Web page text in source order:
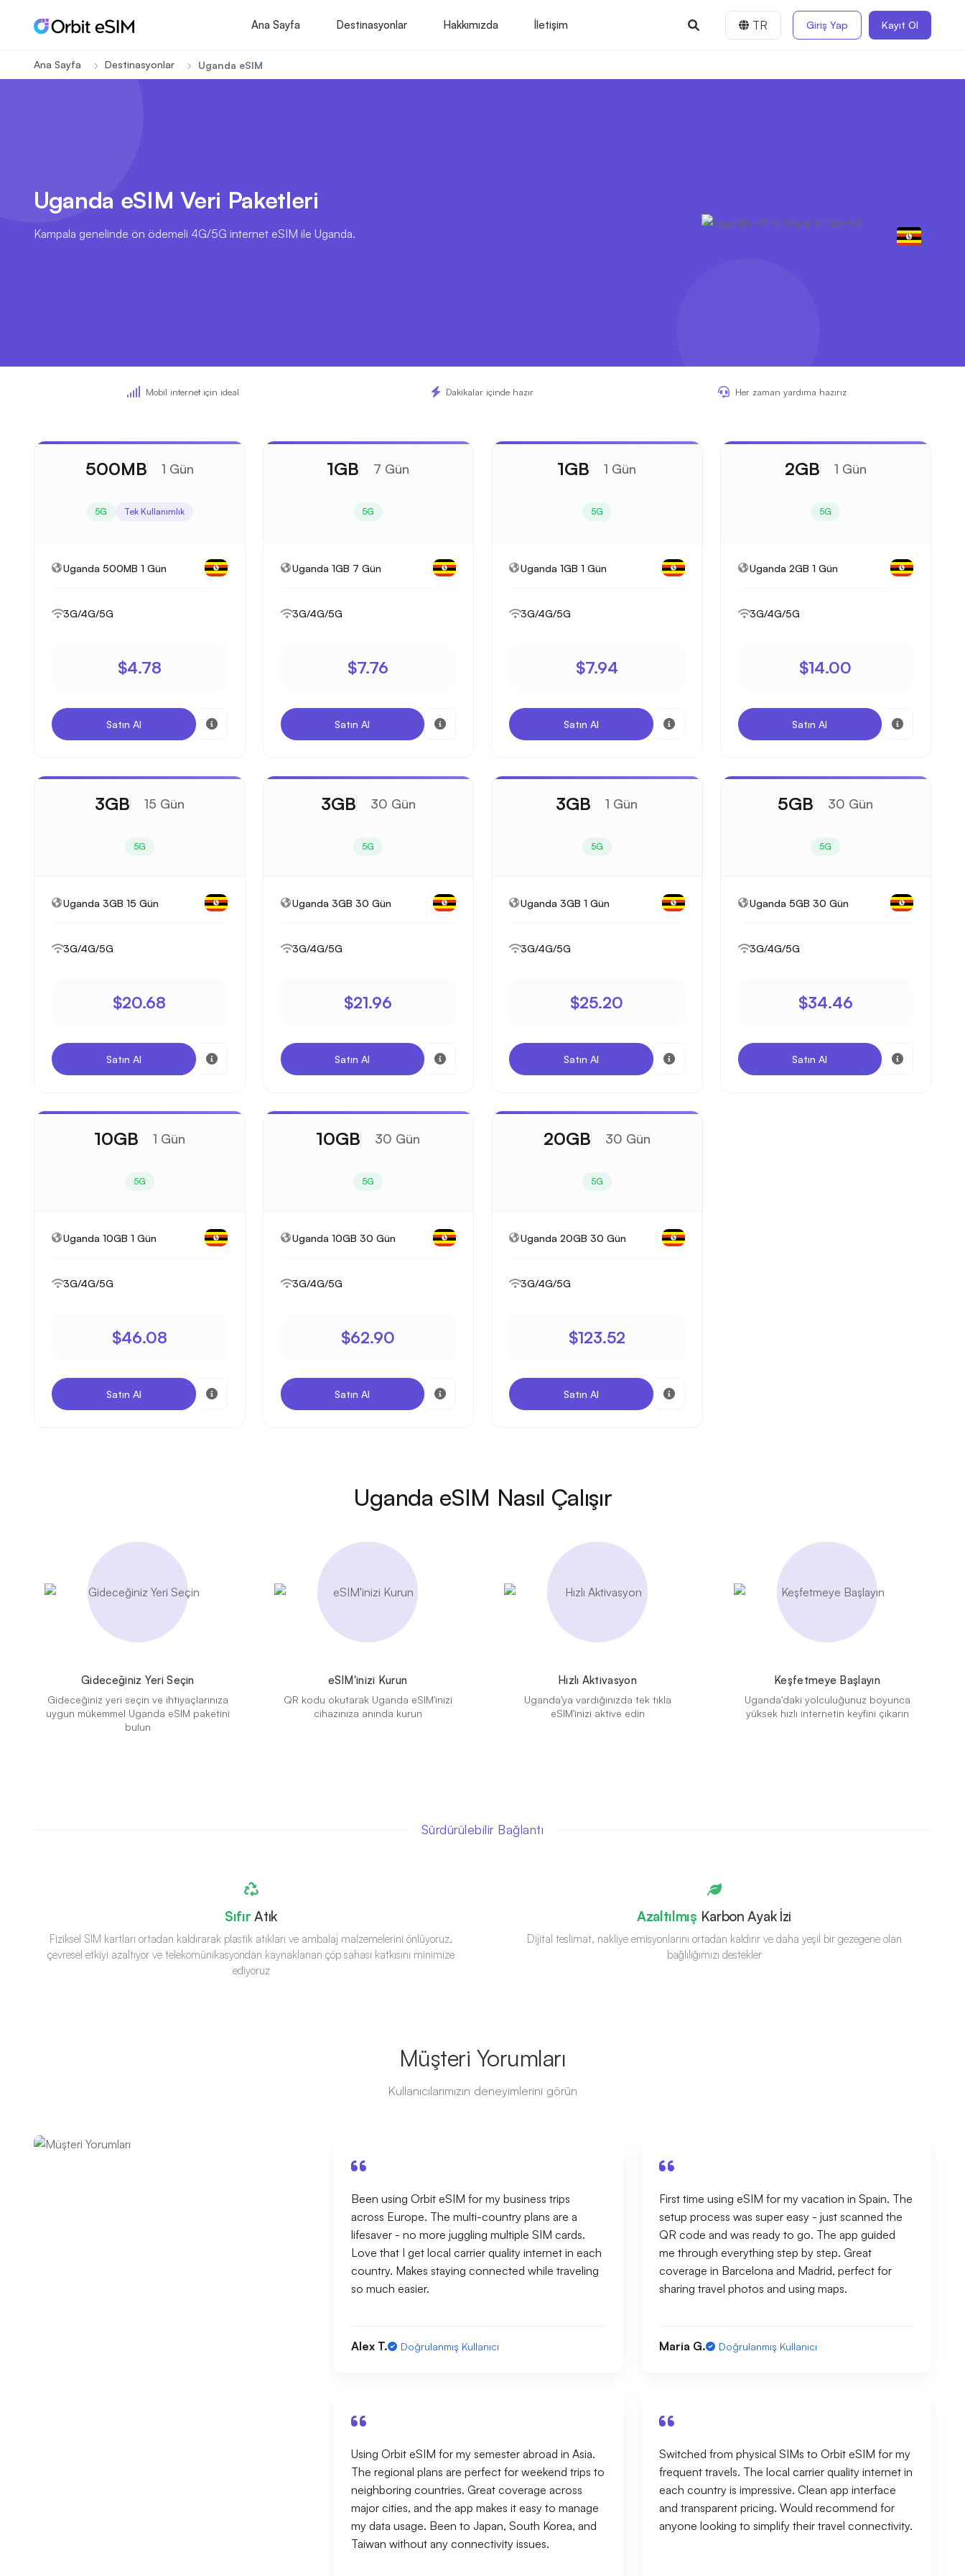
Ana Sayfa Destinasyonlar Hakkımızda İletişim TR Giriş Yap Kayıt Ol
Ana Sayfa Destinasyonlar Uganda eSIM
Uganda eSIM Veri Paketleri
Kampala genelinde ön ödemeli 4G/5G internet eSIM ile Uganda.
Mobil internet için ideal Dakikalar içinde hazır Her zaman yardıma hazırız
500MB 1 Gün
5G Tek Kullanımlık
Uganda 500MB 1 Gün
3G/4G/5G
$4.78
Satın Al
1GB 7 Gün
5G
Uganda 1GB 7 Gün
3G/4G/5G
$7.76
Satın Al
1GB 1 Gün
5G
Uganda 1GB 1 Gün
3G/4G/5G
$7.94
Satın Al
2GB 1 Gün
5G
Uganda 2GB 1 Gün
3G/4G/5G
$14.00
Satın Al
3GB 15 Gün
5G
Uganda 3GB 15 Gün
3G/4G/5G
$20.68
Satın Al
3GB 30 Gün
5G
Uganda 3GB 30 Gün
3G/4G/5G
$21.96
Satın Al
3GB 1 Gün
5G
Uganda 3GB 1 Gün
3G/4G/5G
$25.20
Satın Al
5GB 30 Gün
5G
Uganda 5GB 30 Gün
3G/4G/5G
$34.46
Satın Al
10GB 1 Gün
5G
Uganda 10GB 1 Gün
3G/4G/5G
$46.08
Satın Al
10GB 30 Gün
5G
Uganda 10GB 30 Gün
3G/4G/5G
$62.90
Satın Al
20GB 30 Gün
5G
Uganda 20GB 30 Gün
3G/4G/5G
$123.52
Satın Al
Uganda eSIM Nasıl Çalışır
Gideceğiniz Yeri Seçin
Gideceğiniz yeri seçin ve ihtiyaçlarınıza
uygun mükemmel Uganda eSIM paketini
bulun
eSIM'inizi Kurun
QR kodu okutarak Uganda eSIM'inizi
cihazınıza anında kurun
Hızlı Aktivasyon
Uganda'ya vardığınızda tek tıkla
eSIM'inizi aktive edin
Keşfetmeye Başlayın
Uganda'daki yolculuğunuz boyunca
yüksek hızlı internetin keyfini çıkarın
Sürdürülebilir Bağlantı
Sıfır Atık
Fiziksel SIM kartları ortadan kaldırarak plastik atıkları ve ambalaj malzemelerini önlüyoruz,
çevresel etkiyi azaltıyor ve telekomünikasyondan kaynaklanan çöp sahası katkısını minimize
ediyoruz
Azaltılmış Karbon Ayak İzi
Dijital teslimat, nakliye emisyonlarını ortadan kaldırır ve daha yeşil bir gezegene olan
bağlılığımızı destekler
Müşteri Yorumları
Kullanıcılarımızın deneyimlerini görün
Been using Orbit eSIM for my business trips
across Europe. The multi-country plans are a
lifesaver - no more juggling multiple SIM cards.
Love that I get local carrier quality internet in each
country. Makes staying connected while traveling
so much easier.
Alex T. Doğrulanmış Kullanıcı
First time using eSIM for my vacation in Spain. The
setup process was super easy - just scanned the
QR code and was ready to go. The app guided
me through everything step by step. Great
coverage in Barcelona and Madrid, perfect for
sharing travel photos and using maps.
Maria G. Doğrulanmış Kullanıcı
Using Orbit eSIM for my semester abroad in Asia.
The regional plans are perfect for weekend trips to
neighboring countries. Great coverage across
major cities, and the app makes it easy to manage
my data usage. Been to Japan, South Korea, and
Taiwan without any connectivity issues.
Switched from physical SIMs to Orbit eSIM for my
frequent travels. The local carrier quality internet in
each country is impressive. Clean app interface
and transparent pricing. Would recommend for
anyone looking to simplify their travel connectivity.